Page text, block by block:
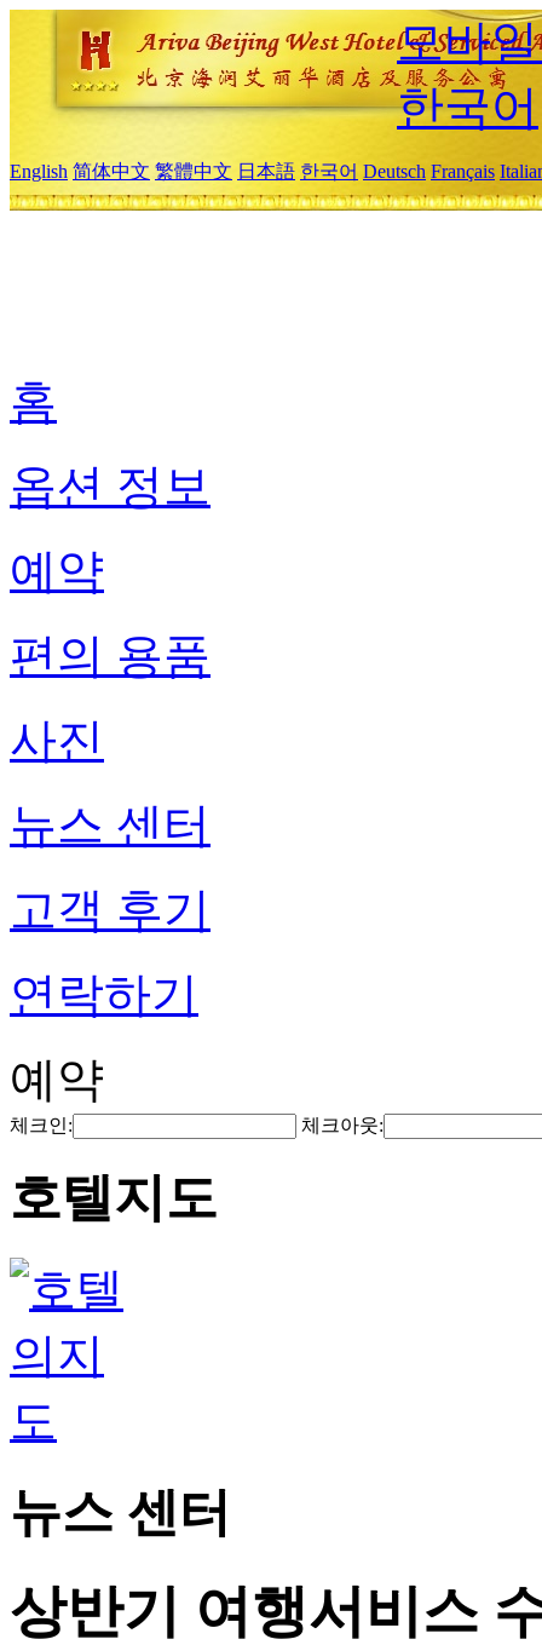
모바
한국어
English 简体中文 繁體中文 日本語 한국어 Deutsch Français
홈
옵션 정보
예약
편의 용품
사진
뉴스 센터
고객 후기
연락하기
예약
체크인: 체크아웃:
호텔지도
뉴스 센터
상반기 여행서비스